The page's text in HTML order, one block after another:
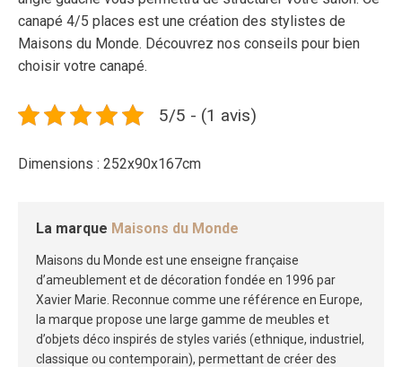
canapé 4/5 places est une création des stylistes de
Maisons du Monde. Découvrez nos conseils pour bien
choisir votre canapé.
5/5 - (1 avis)
Dimensions : 252x90x167cm
La marque Maisons du Monde
Maisons du Monde est une enseigne française
d’ameublement et de décoration fondée en 1996 par
Xavier Marie. Reconnue comme une référence en Europe,
la marque propose une large gamme de meubles et
d’objets déco inspirés de styles variés (ethnique, industriel,
classique ou contemporain), permettant de créer des